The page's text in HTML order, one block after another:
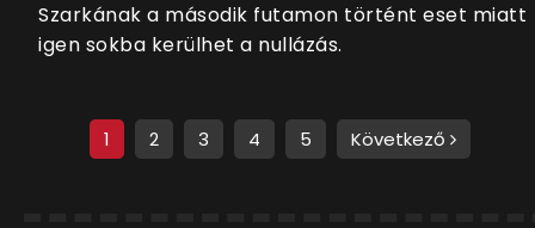
Szarkának a második futamon történt eset miatt
igen sokba kerülhet a nullázás.
1 2 3 4 5 Következő